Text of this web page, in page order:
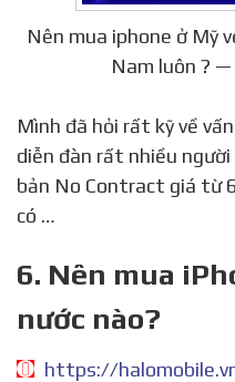
Nên mua iphone ở Mỹ
Nam luôn ?
Mình đã hỏi rất kỹ về vấn đề này rồi. Mình thấy trên
diễn đàn rất nhiều
bản No Contract giá từ
có …
6. Nên mua
nước nào?